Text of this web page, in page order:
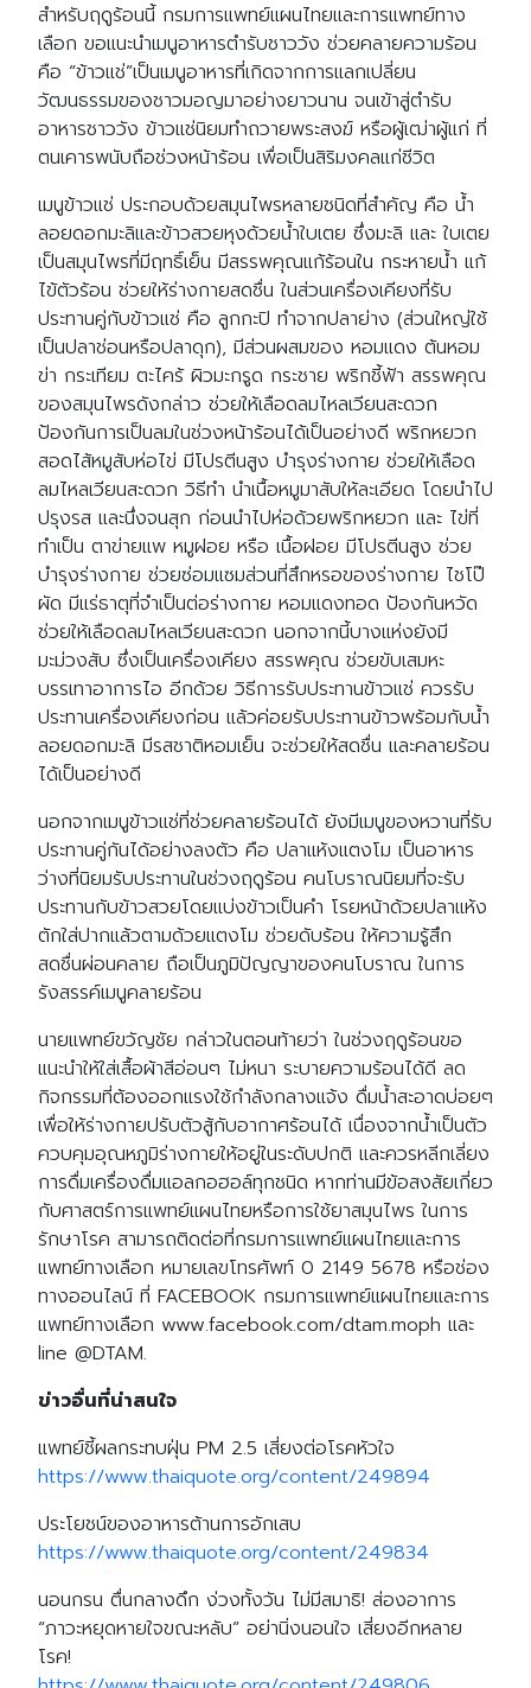
สำหรับฤดูร้อนนี้ กรมการแพทย์แผนไทยและการแพทย์ทาง
เลือก ขอแนะนำเมนูอาหารตำรับชาววัง ช่วยคลายความร้อน
คือ “ข้าวแช่”เป็นเมนูอาหารที่เกิดจากการแลกเปลี่ยน
วัฒนธรรมของชาวมอญมาอย่างยาวนาน จนเข้าสู่ตำรับ
อาหารชาววัง ข้าวแช่นิยมทำถวายพระสงฆ์ หรือผู้เฒ่าผู้แก่ ที่
ตนเคารพนับถือช่วงหน้าร้อน เพื่อเป็นสิริมงคลแก่ชีวิต
เมนูข้าวแช่ ประกอบด้วยสมุนไพรหลายชนิดที่สำคัญ คือ น้ำ
ลอยดอกมะลิและข้าวสวยหุงด้วยน้ำใบเตย ซึ่งมะลิ และ ใบเตย
เป็นสมุนไพรที่มีฤทธิ์เย็น มีสรรพคุณแก้ร้อนใน กระหายน้ำ แก้
ไข้ตัวร้อน ช่วยให้ร่างกายสดชื่น ในส่วนเครื่องเคียงที่รับ
ประทานคู่กับข้าวแช่ คือ ลูกกะปิ ทำจากปลาย่าง (ส่วนใหญ่ใช้
เป็นปลาช่อนหรือปลาดุก), มีส่วนผสมของ หอมแดง ต้นหอม
ข่า กระเทียม ตะไคร้ ผิวมะกรูด กระชาย พริกชี้ฟ้า สรรพคุณ
ของสมุนไพรดังกล่าว ช่วยให้เลือดลมไหลเวียนสะดวก
ป้องกันการเป็นลมในช่วงหน้าร้อนได้เป็นอย่างดี พริกหยวก
สอดไส้หมูสับห่อไข่ มีโปรตีนสูง บำรุงร่างกาย ช่วยให้เลือด
ลมไหลเวียนสะดวก วิธีทำ นำเนื้อหมูมาสับให้ละเอียด โดยนำไป
ปรุงรส และนึ่งจนสุก ก่อนนำไปห่อด้วยพริกหยวก และ ไข่ที่
ทำเป็น ตาข่ายแพ หมูฝอย หรือ เนื้อฝอย มีโปรตีนสูง ช่วย
บำรุงร่างกาย ช่วยซ่อมแซมส่วนที่สึกหรอของร่างกาย ไชโป๊
ผัด มีแร่ธาตุที่จำเป็นต่อร่างกาย หอมแดงทอด ป้องกันหวัด
ช่วยให้เลือดลมไหลเวียนสะดวก นอกจากนี้บางแห่งยังมี
มะม่วงสับ ซึ่งเป็นเครื่องเคียง สรรพคุณ ช่วยขับเสมหะ
บรรเทาอาการไอ อีกด้วย วิธีการรับประทานข้าวแช่ ควรรับ
ประทานเครื่องเคียงก่อน แล้วค่อยรับประทานข้าวพร้อมกับน้ำ
ลอยดอกมะลิ มีรสชาติหอมเย็น จะช่วยให้สดชื่น และคลายร้อน
ได้เป็นอย่างดี
นอกจากเมนูข้าวแช่ที่ช่วยคลายร้อนได้ ยังมีเมนูของหวานที่รับ
ประทานคู่กันได้อย่างลงตัว คือ ปลาแห้งแตงโม เป็นอาหาร
ว่างที่นิยมรับประทานในช่วงฤดูร้อน คนโบราณนิยมที่จะรับ
ประทานกับข้าวสวยโดยแบ่งข้าวเป็นคำ โรยหน้าด้วยปลาแห้ง
ตักใส่ปากแล้วตามด้วยแตงโม ช่วยดับร้อน ให้ความรู้สึก
สดชื่นผ่อนคลาย ถือเป็นภูมิปัญญาของคนโบราณ ในการ
รังสรรค์เมนูคลายร้อน
นายแพทย์ขวัญชัย กล่าวในตอนท้ายว่า ในช่วงฤดูร้อนขอ
แนะนำให้ใส่เสื้อผ้าสีอ่อนๆ ไม่หนา ระบายความร้อนได้ดี ลด
กิจกรรมที่ต้องออกแรงใช้กำลังกลางแจ้ง ดื่มน้ำสะอาดบ่อยๆ
เพื่อให้ร่างกายปรับตัวสู้กับอากาศร้อนได้ เนื่องจากน้ำเป็นตัว
ควบคุมอุณหภูมิร่างกายให้อยู่ในระดับปกติ และควรหลีกเลี่ยง
การดื่มเครื่องดื่มแอลกอฮอล์ทุกชนิด หากท่านมีข้อสงสัยเกี่ยว
กับศาสตร์การแพทย์แผนไทยหรือการใช้ยาสมุนไพร ในการ
รักษาโรค สามารถติดต่อที่กรมการแพทย์แผนไทยและการ
แพทย์ทางเลือก หมายเลขโทรศัพท์ 0 2149 5678 หรือช่อง
ทางออนไลน์ ที่ FACEBOOK กรมการแพทย์แผนไทยและการ
แพทย์ทางเลือก www.facebook.com/dtam.moph และ
line @DTAM.
ข่าวอื่นที่น่าสนใจ
แพทย์ชี้ผลกระทบฝุ่น PM 2.5 เสี่ยงต่อโรคหัวใจ
https://www.thaiquote.org/content/249894
ประโยชน์ของอาหารต้านการอักเสบ
https://www.thaiquote.org/content/249834
นอนกรน ตื่นกลางดึก ง่วงทั้งวัน ไม่มีสมาธิ! ส่องอาการ
“ภาวะหยุดหายใจขณะหลับ” อย่านิ่งนอนใจ เสี่ยงอีกหลาย
โรค!